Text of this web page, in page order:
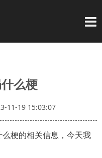
导
么梗
11-19 15:03:07
梗的相关信息，今天我